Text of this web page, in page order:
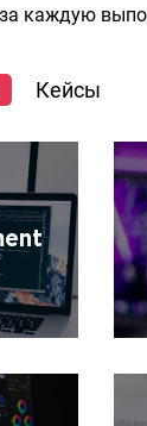
каждую
Кейсы
и